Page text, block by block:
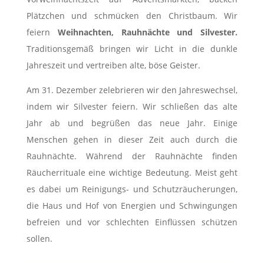
Plätzchen und schmücken den Christbaum. Wir
feiern Weihnachten, Rauhnächte und Silvester.
Traditionsgemäß bringen wir Licht in die dunkle
Jahreszeit und vertreiben alte, böse Geister.
Am 31. Dezember zelebrieren wir den Jahreswechsel,
indem wir Silvester feiern. Wir schließen das alte
Jahr ab und begrüßen das neue Jahr. Einige
Menschen gehen in dieser Zeit auch durch die
Rauhnächte. Während der Rauhnächte finden
Räucherrituale eine wichtige Bedeutung. Meist geht
es dabei um Reinigungs- und Schutzräucherungen,
die Haus und Hof von Energien und Schwingungen
befreien und vor schlechten Einflüssen schützen
sollen.